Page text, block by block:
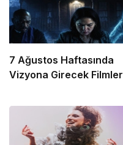
7 Ağustos Haftasında
Vizyona Girecek Filmler